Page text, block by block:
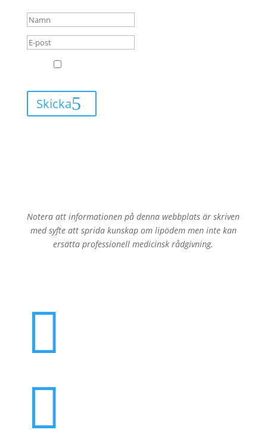
Skicka
Notera att informationen på denna webbplats är skriven
med syfte att sprida kunskap om lipödem men inte kan
ersätta professionell medicinsk rådgivning.

